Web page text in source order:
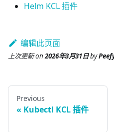
Helm KCL 插件
编辑此页面
上次更新on2026年3月31日by
Previous
Kubectl KCL 插件